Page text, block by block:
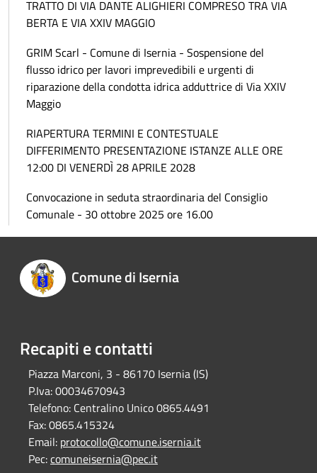
TRATTO DI VIA DANTE ALIGHIERI COMPRESO TRA VIA
BERTA E VIA XXIV MAGGIO
GRIM Scarl - Comune di Isernia - Sospensione del
flusso idrico per lavori imprevedibili e urgenti di
riparazione della condotta idrica adduttrice di Via XXIV
Maggio
RIAPERTURA TERMINI E CONTESTUALE
DIFFERIMENTO PRESENTAZIONE ISTANZE ALLE ORE
12:00 DI VENERDÌ 28 APRILE 2028
Convocazione in seduta straordinaria del Consiglio
Comunale - 30 ottobre 2025 ore 16.00
Comune di Isernia
Recapiti e contatti
Piazza Marconi, 3 - 86170 Isernia (IS)
P.Iva:00034670943
Telefono: Centralino Unico 0865.4491
Fax:0865.415324
Email: protocollo@comune.isernia.it
Pec:comuneisernia@pec.it